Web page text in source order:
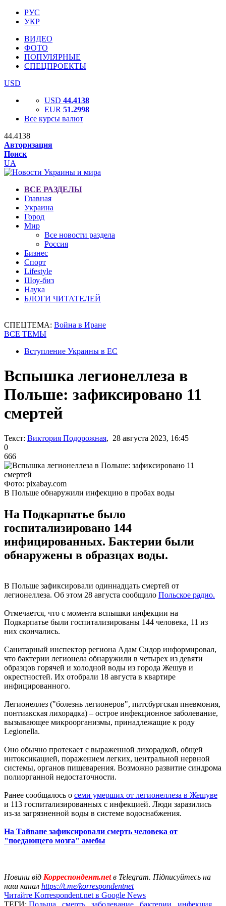
РУС
УКР
ВИДЕО
ФОТО
ПОПУЛЯРНЫЕ
СПЕЦПРОЕКТЫ
USD
USD 44.4138
EUR 51.2998
Все курсы валют
44.4138
Авторизация
Поиск
UA
ВСЕ РАЗДЕЛЫ
Главная
Украина
Город
Мир
Все новости раздела
Россия
Бизнес
Спорт
Lifestyle
Шоу-биз
Наука
БЛОГИ ЧИТАТЕЛЕЙ
СПЕЦТЕМА: Война в Иране
ВСЕ ТЕМЫ
Вступление Украины в ЕС
Вспышка легионеллеза в
Польше: зафиксировано 11
смертей
Текст: Виктория Подорожная, 28 августа 2023, 16:45
0
666
Фото: pixabay.com
В Польше обнаружили инфекцию в пробах воды
На Подкарпатье было
госпитализировано 144
инфицированных. Бактерии были
обнаружены в образцах воды.
В Польше зафиксировали одиннадцать смертей от
легионеллеза. Об этом 28 августа сообщило Польское радио.
Отмечается, что с момента вспышки инфекции на
Подкарпатье были госпитализированы 144 человека, 11 из
них скончались.
Санитарный инспектор региона Адам Сидор информировал,
что бактерии легионела обнаружили в четырех из девяти
образцов горячей и холодной воды из города Жешув и
окрестностей. Их отобрали 18 августа в квартире
инфицированного.
Легионеллез ("болезнь легионеров", питсбургская пневмония,
понтиакская лихорадка) – острое инфекционное заболевание,
вызывающее микроорганизмы, принадлежащие к роду
Legionella.
Оно обычно протекает с выраженной лихорадкой, общей
интоксикацией, поражением легких, центральной нервной
системы, органов пищеварения. Возможно развитие синдрома
полиорганной недостаточности.
Ранее сообщалось о семи умерших от легионеллеза в Жешуве
и 113 госпитализированных с инфекцией. Люди заразились
из-за загрязненной воды в системе водоснабжения.
На Тайване зафиксировали смерть человека от
"поедающего мозга" амебы
Новини від Корреспондент.netв Telegram. Підписуйтесь на
наш канал https://t.me/korrespondentnet
Читайте Korrespondent.net в Google News
ТЕГИ: Польша смерть заболевание бактерии инфекция